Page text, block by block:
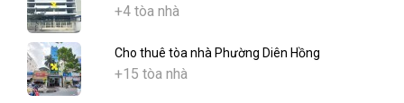
+4 tòa nhà
Cho thuê tòa nhà Phường Diên Hồng
+15 tòa nhà